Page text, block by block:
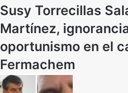
Susy Torrecillas
Martínez,
oportunismo en el
Fermachem